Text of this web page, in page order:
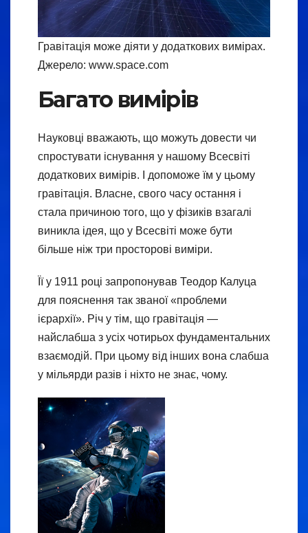
Гравітація може діяти у додаткових вимірах.
Джерело: www.space.com
Багато вимірів
Науковці вважають, що можуть довести чи
спростувати існування у нашому Всесвіті
додаткових вимірів. І допоможе їм у цьому
гравітація. Власне, свого часу остання і
стала причиною того, що у фізиків взагалі
виникла ідея, що у Всесвіті може бути
більше ніж три просторові виміри.
Її у 1911 році запропонував Теодор Калуца
для пояснення так званої «проблеми
ієрархії». Річ у тім, що гравітація —
найслабша з усіх чотирьох фундаментальних
взаємодій. При цьому від інших вона слабша
у мільярди разів і ніхто не знає, чому.